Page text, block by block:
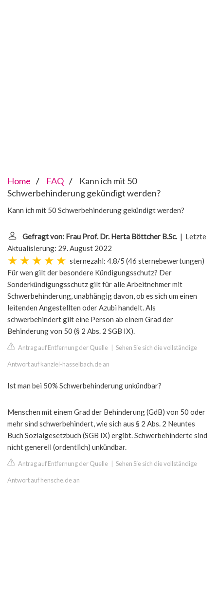
Home FAQ
Kann ich mit 50
Schwerbehinderung gekündigt werden?
Kann ich mit 50 Schwerbehinderung gekündigt werden?
Gefragt von: Frau Prof. Dr. Herta Böttcher B.Sc. | Letzte
Aktualisierung: 29. August 2022
sternezahl: 4.8/5 (46 sternebewertungen)
Für wen gilt der besondere Kündigungsschutz? Der
Sonderkündigungsschutz gilt für alle Arbeitnehmer mit
Schwerbehinderung, unabhängig davon, ob es sich um einen
leitenden Angestellten oder Azubi handelt. Als
schwerbehindert gilt eine Person ab einem Grad der
Behinderung von 50 (§ 2 Abs. 2 SGB IX).
Antrag auf Entfernung der Quelle Sehen Sie sich die vollständige
Antwort auf kanzlei-hasselbach.de an
Ist man bei 50% Schwerbehinderung unkündbar?
Menschen mit einem Grad der Behinderung (GdB) von 50 oder
mehr sind schwerbehindert, wie sich aus § 2 Abs. 2 Neuntes
Buch Sozialgesetzbuch (SGB IX) ergibt. Schwerbehinderte sind
nicht generell (ordentlich) unkündbar.
Antrag auf Entfernung der Quelle Sehen Sie sich die vollständige
Antwort auf hensche.de an